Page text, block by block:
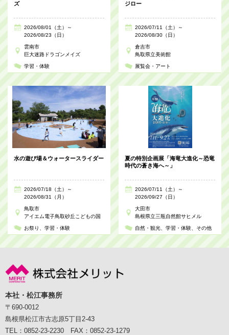
ズ
2026/08/01（土）～
2026/08/23（日）
雲南市
巨大迷路ドラゴンメイズ
学習・体験
ジロー
2026/07/11（土）～
2026/08/30（日）
倉吉市
鳥取県立美術館
展覧会・アート
水の遊び場＆ウォータースライダー
2026/07/18（土）～
2026/08/31（月）
鳥取市
アイエム電子鳥取砂丘こどもの国
お祭り 学習・体験
夏の特別企画展「海竜大進化～恐竜
時代の蒼き海へ～」
2026/07/11（土）～
2026/09/27（日）
大田市
島根県立三瓶自然館サヒメル
自然・観光 学習・体験 その他
本社・松江事務所
〒690-0012
島根県松江市古志原5丁目2-43
TEL：0852-23-2230 FAX：0852-23-1279